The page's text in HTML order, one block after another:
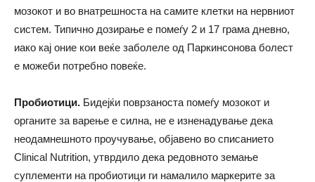
мозокот и во внатрешноста на самите клетки на нервниот
систем. Типично дозирање е помеѓу 2 и 17 грама дневно,
иако кај оние кои веќе заболеле од Паркинсонова болест
е можеби потребно повеќе.
Пробиотици. Бидејќи поврзаноста помеѓу мозокот и
органите за варење е силна, не е изненадување дека
неодамнешното проучување, објавено во списанието
Clinical Nutrition, утврдило дека редовното земање
суплементи на пробиотици ги намалило маркерите за